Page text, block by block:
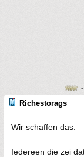
Richestorags
Wir schaffen das.
Iedereen die zei